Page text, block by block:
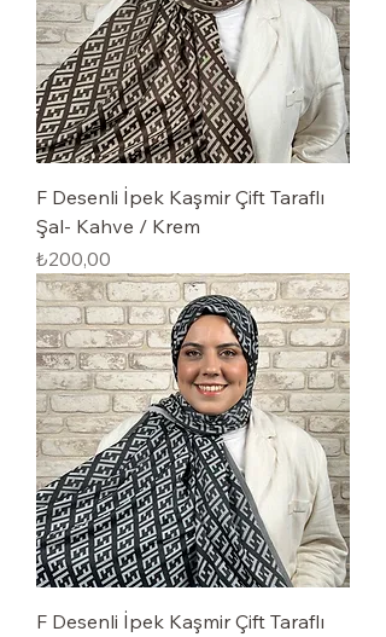
F Desenli İpek Kaşmir Çift Taraflı
Şal- Kahve / Krem
Fiyat
₺200,00
F Desenli İpek Kaşmir Çift Taraflı
Powered by
InnoTech Apps